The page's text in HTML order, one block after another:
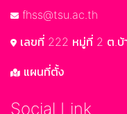
fhss@tsu.ac.th
เลขที่ 222 หมู่ที่ 2 ต.บ้
แผนที่ตั้ง
Social Link